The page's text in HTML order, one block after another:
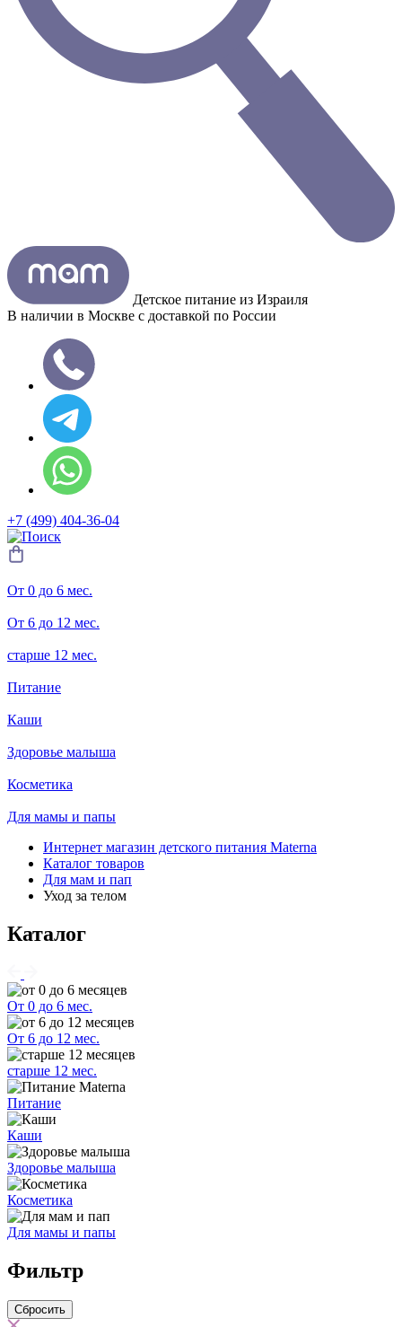
Детское питание из Израиля
В наличии в Москве с доставкой по России
+7 (499) 404-36-04
От 0 до 6 мес.
От 6 до 12 мес.
старше 12 мес.
Питание
Каши
Здоровье малыша
Косметика
Для мамы и папы
Интернет магазин детского питания Materna
Каталог товаров
Для мам и пап
Уход за телом
Каталог
От 0 до 6 мес.
От 6 до 12 мес.
старше 12 мес.
Питание
Каши
Здоровье малыша
Косметика
Для мамы и папы
Фильтр